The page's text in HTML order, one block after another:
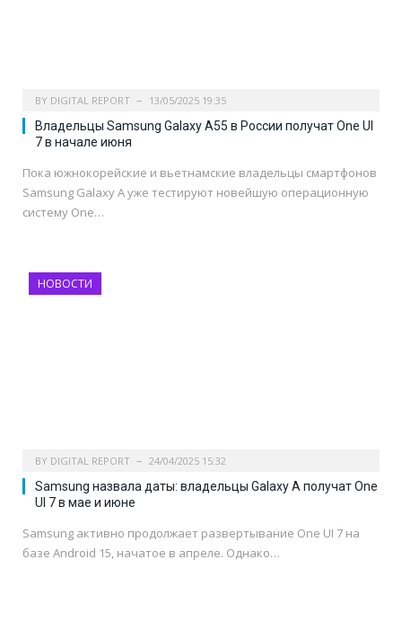
BY DIGITAL REPORT 13/05/2025 19:35
Владельцы Samsung Galaxy A55 в России получат One UI
7 в начале июня
Пока южнокорейские и вьетнамские владельцы смартфонов
Samsung Galaxy A уже тестируют новейшую операционную
систему One…
НОВОСТИ
BY DIGITAL REPORT 24/04/2025 15:32
Samsung назвала даты: владельцы Galaxy A получат One
UI 7 в мае и июне
Samsung активно продолжает развертывание One UI 7 на
базе Android 15, начатое в апреле. Однако…